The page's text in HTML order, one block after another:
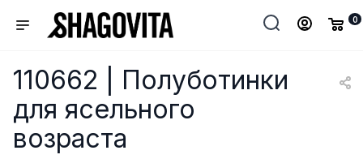
0
110662 | Полуботинки
для ясельного
возраста